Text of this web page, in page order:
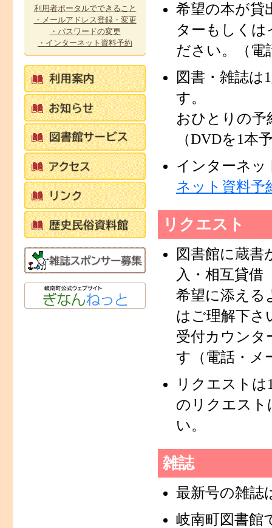
利用者ポータルでできること
・メールアドレス登録・変更
・パスワードの変更
・インターネット資料予約
希望の本が貸
ターもしく
ださい。（電
図書・雑誌は
す。
おひとりの予
（DVDを1本
インターネッ
ネット資料予
リクエスト
図書館に蔵書
入・相互貸借
希望に添える
はご理解下さ
受付カウンタ
す（電話・メ
リクエスト
のリクエスト
い。
雑誌
最新号の雑誌
岐南町図書館